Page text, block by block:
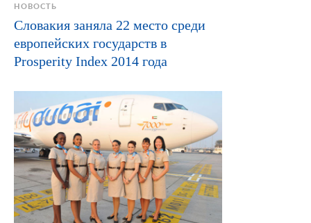
НОВОСТЬ
Словакия заняла 22 место среди
европейских государств в
Prosperity Index 2014 года